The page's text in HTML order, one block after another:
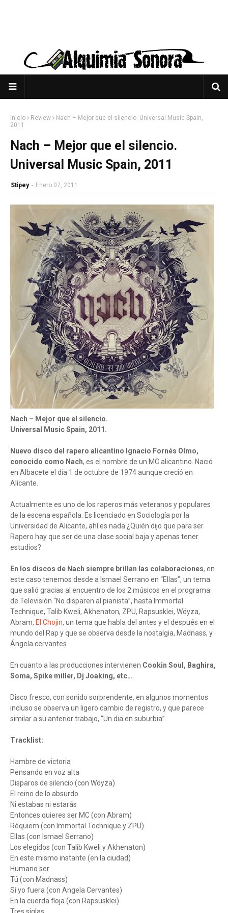
Inicio Review
Nach – Mejor que el silencio. Universal Music Spain,
2011
Nach – Mejor que el silencio.
Universal Music Spain, 2011
Stipey - Enero 07, 2011
Nach – Mejor que el silencio.
Universal Music Spain, 2011.
Nuevo disco del rapero alicantino Ignacio Fornés Olmo,
conocido como Nach, es el nombre de un MC alicantino. Nació
en Albacete el día 1 de octubre de 1974 aunque creció en
Alicante.
Actualmente es uno de los raperos más veteranos y populares
de la escena española. Es licenciado en Sociología por la
Universidad de Alicante, ahí es nada ¿Quién dijo que para ser
Rapero hay que ser de una clase social baja y apenas tener
estudios?
En los discos de Nach siempre brillan las colaboraciones, en
este caso tenemos desde a Ismael Serrano en “Ellas”, un tema
que salió gracias al encuentro de los 2 músicos en el programa
de Televisión “No disparen al pianista”, hasta Immortal
Technique, Talib Kweli, Akhenaton, ZPU, Rapsusklei, Wöyza,
Abram, El Chojin, un tema que habla del antes y el después en el
mundo del Rap y que se observa desde la nostalgia, Madnass, y
Ángela cervantes.
En cuanto a las producciones intervienen Cookin Soul, Baghira,
Soma, Spike miller, Dj Joaking, etc…
Disco fresco, con sonido sorprendente, en algunos momentos
incluso se observa un ligero cambio de registro, y que parece
similar a su anterior trabajo, “Un dia en suburbia”.
Tracklist:
Hambre de victoria
Pensando en voz alta
Disparos de silencio (con Wöyza)
El reino de lo absurdo
Ni estabas ni estarás
Entonces quieres ser MC (con Abram)
Réquiem (con Immortal Technique y ZPU)
Ellas (con Ismael Serrano)
Los elegidos (con Talib Kweli y Akhenaton)
En este mismo instante (en la ciudad)
Humano ser
Tú (con Madnass)
Si yo fuera (con Angela Cervantes)
En la cuerda floja (con Rapsusklei)